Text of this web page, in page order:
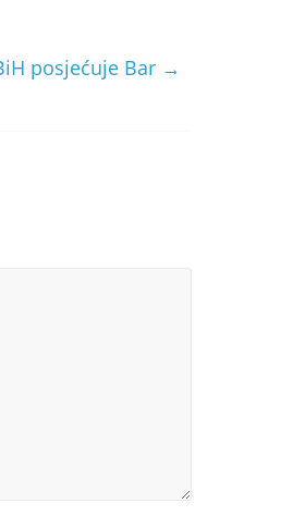
posjećuje Bar →